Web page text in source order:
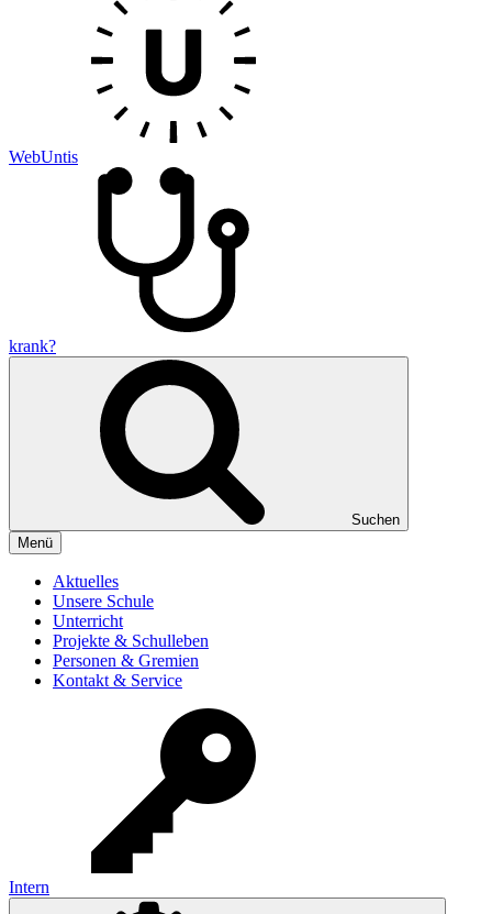
WebUntis
krank?
Suchen
Menü
Aktuelles
Unsere Schule
Unterricht
Projekte & Schulleben
Personen & Gremien
Kontakt & Service
Intern